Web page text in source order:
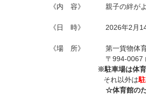
《内 容》 親子の絆がより
《日 時》 2026年2月14
《場 所》 第一貨物体育
〒994-0067 山形
※駐車場は体育館前(砂
それ以外は
☆体育館の